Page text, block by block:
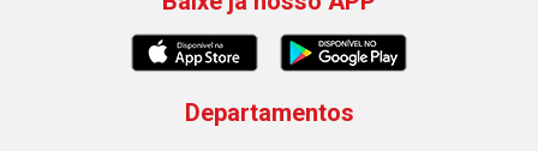
Departamentos